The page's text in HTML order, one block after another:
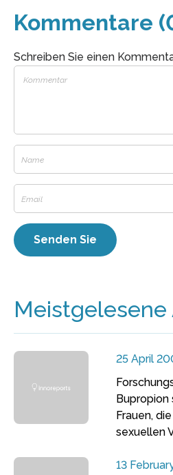
Kommentare
Schreiben Sie einen
Meistgelesene
25 April
Bupropion
Frauen,
sexuellen
13